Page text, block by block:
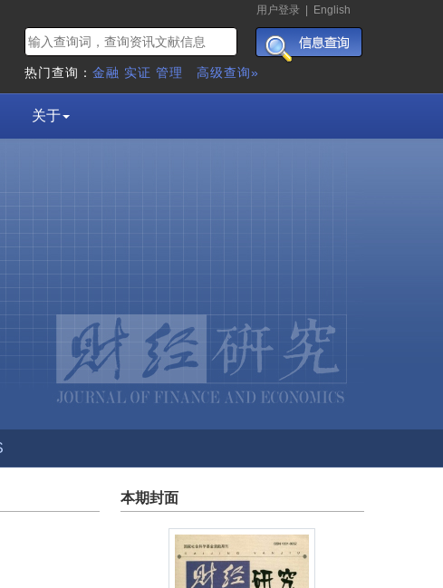
用户登录 English
热门查询： 金融 实证 管理 高级查询»
关于
本期封面